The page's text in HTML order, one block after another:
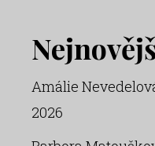
Amálie
2026